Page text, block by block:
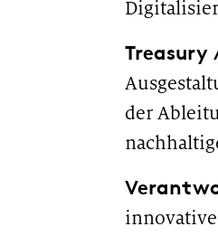
der
innovative